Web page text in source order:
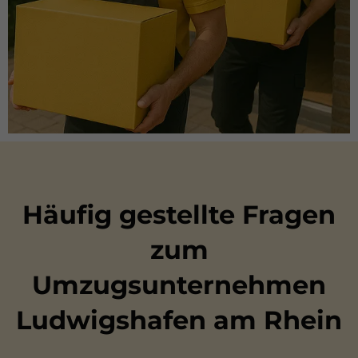
Häufig gestellte Fragen
zum
Umzugsunternehmen
Ludwigshafen am Rhein